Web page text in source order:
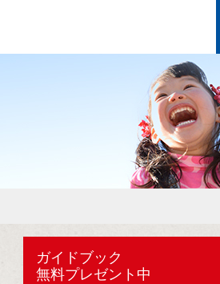
ガイドブック
無料プレゼント中